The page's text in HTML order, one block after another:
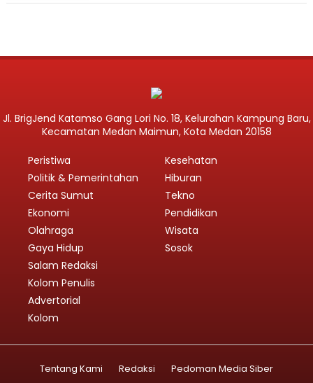
Jl. BrigJend Katamso Gang Lori No. 18, Kelurahan Kampung Baru,
Kecamatan Medan Maimun, Kota Medan 20158
Peristiwa
Politik & Pemerintahan
Cerita Sumut
Ekonomi
Olahraga
Gaya Hidup
Kesehatan
Hiburan
Tekno
Pendidikan
Wisata
Sosok
Salam Redaksi
Kolom Penulis
Advertorial
Kolom
Tentang Kami Redaksi
Pedoman Media Siber